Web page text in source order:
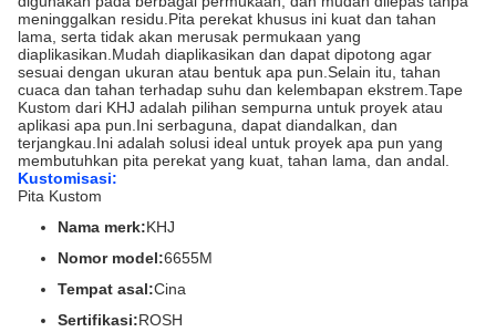
meninggalkan residu.Pita perekat khusus ini kuat dan tahan
lama, serta tidak akan merusak permukaan yang
diaplikasikan.Mudah diaplikasikan dan dapat dipotong agar
sesuai dengan ukuran atau bentuk apa pun.Selain itu, tahan
cuaca dan tahan terhadap suhu dan kelembapan ekstrem.Tape
Kustom dari KHJ adalah pilihan sempurna untuk proyek atau
aplikasi apa pun.Ini serbaguna, dapat diandalkan, dan
terjangkau.Ini adalah solusi ideal untuk proyek apa pun yang
membutuhkan pita perekat yang kuat, tahan lama, dan andal.
Kustomisasi:
Pita Kustom
Nama merk:KHJ
Nomor model:6655M
Tempat asal:Cina
Sertifikasi:ROSH